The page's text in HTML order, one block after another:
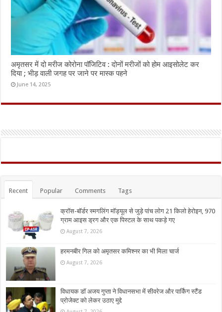
अमृतसर में दो मरीज कोरोना पॉजिटिव : दोनों मरीजों को होम आइसोलेट कर
दिया ; भीड़ वाली जगह पर जाने पर मास्क पहने
June 14, 2025
Recent Popular Comments Tags
क्रॉस-बॉर्डर स्मगलिंग मॉड्यूल से जुड़े पांच लोग 21 किलो हेरोइन, 970
ग्राम आइस ड्रग और एक पिस्टल के साथ पकड़े गए
August 7, 2026
हरमनबीर गिल को अमृतसर कमिश्नर का भी मिला चार्ज
August 7, 2026
विधायक डॉ अजय गुप्ता ने विधानसभा में सीवरेज और पार्किंग स्टैंड
प्रोजेक्ट को लेकर उठाए मुद्दे